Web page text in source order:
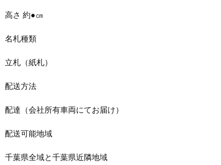
高さ 約●㎝
名札種類
立札（紙札）
配送方法
配達（会社所有車両にてお届け）
配送可能地域
千葉県全域と千葉県近隣地域